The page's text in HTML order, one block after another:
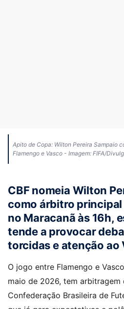
Apito de Copa: Wilton Pereira Sampaio
Flamengo e Vasco - Imagem: FIFA/
CBF nomeia Wilton
como árbitro
no Maracanã às 16h,
tende a provocar
torcidas e atenção ao
O jogo entre Flamengo e Vasco, marcado para 3 de
maio de 2026, tem arbitragem
Confederação Brasileira de